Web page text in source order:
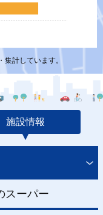
計しています。
施設情報
スーパー